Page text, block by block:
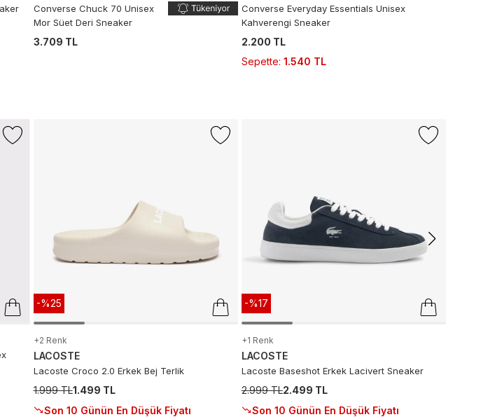
Converse Chuck 70 Unisex
Mor Süet Deri Sneaker
3.709 TL
Converse Everyday Essentials Unisex
Kahverengi Sneaker
2.200 TL
Sepette: 1.540 TL
-%25
+2 Renk
LACOSTE
Lacoste Croco 2.0 Erkek Bej Terlik
1.999 TL1.499 TL
Son 10 Günün En Düşük Fiyatı
-%17
+1 Renk
LACOSTE
Lacoste Baseshot Erkek Lacivert Sneaker
2.999 TL2.499 TL
Son 10 Günün En Düşük Fiyatı